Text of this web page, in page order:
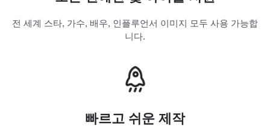
전 세계 스타, 가수, 배우, 인플루언서 이미지 모두 사용 가능합
니다.
빠르고 쉬운 제작